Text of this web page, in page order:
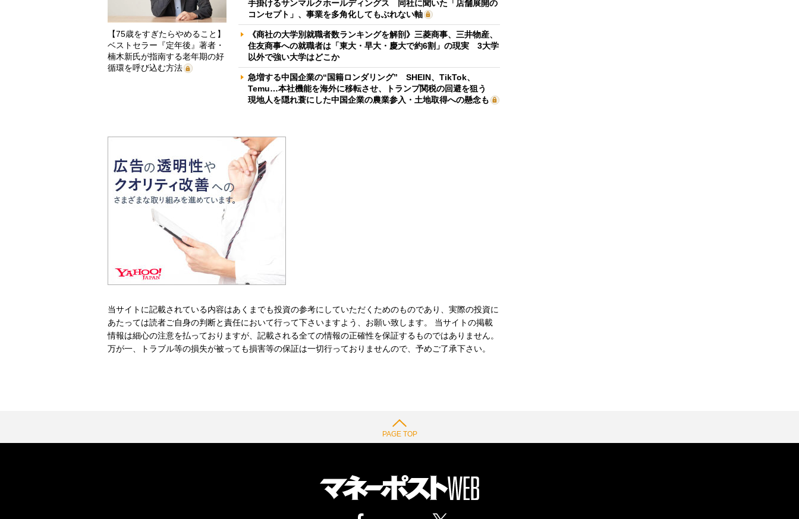
【75歳をすぎたらやめること】
ベストセラー『定年後』著者・
楠木新氏が指南する老年期の好
循環を呼び込む方法
手掛けるサンマルクホールディングス 同社に聞いた「店舗展開の
コンセプト」、事業を多角化してもぶれない軸
《商社の大学別就職者数ランキングを解剖》三菱商事、三井物産、
住友商事への就職者は「東大・早大・慶大で約6割」の現実 3大学
以外で強い大学はどこか
急増する中国企業の“国籍ロンダリング” SHEIN、TikTok、
Temu…本社機能を海外に移転させ、トランプ関税の回避を狙う
現地人を隠れ蓑にした中国企業の農業参入・土地取得への懸念も
当サイトに記載されている内容はあくまでも投資の参考にしていただくためのものであり、実際の投資に
あたっては読者ご自身の判断と責任において行って下さいますよう、お願い致します。 当サイトの掲載
情報は細心の注意を払っておりますが、記載される全ての情報の正確性を保証するものではありません。
万が一、トラブル等の損失が被っても損害等の保証は一切行っておりませんので、予めご了承下さい。
PAGE TOP